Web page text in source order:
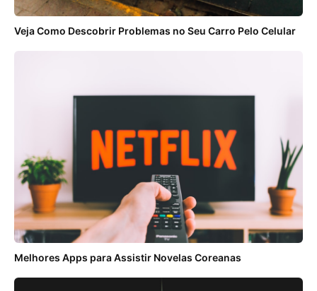
Veja Como Descobrir Problemas no Seu Carro Pelo Celular
Melhores Apps para Assistir Novelas Coreanas